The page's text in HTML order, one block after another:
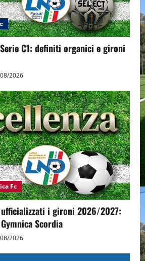
C1: definiti organici e gironi
2026
Fc
ufficializzati i gironi 2026/2027:
Scordia
2026